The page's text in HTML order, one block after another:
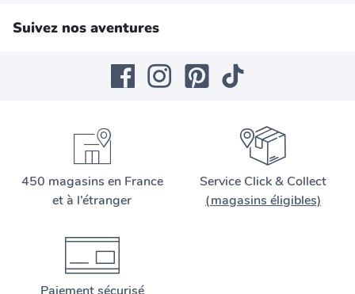
Suivez nos aventures
450 magasins en France
et à l’étranger
Service Click & Collect
(magasins éligibles)